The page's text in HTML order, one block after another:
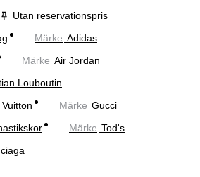
Utan reservationspris
Märke Adidas
Märke Air Jordan
Louboutin
Märke Gucci
Märke Tod's